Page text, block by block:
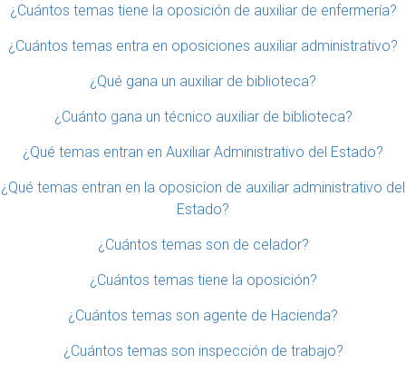
¿Cuántos temas tiene la oposición de auxiliar de enfermería?
¿Cuántos temas entra en oposiciones auxiliar administrativo?
¿Qué gana un auxiliar de biblioteca?
¿Cuánto gana un técnico auxiliar de biblioteca?
¿Qué temas entran en Auxiliar Administrativo del Estado?
¿Qué temas entran en la oposicion de auxiliar administrativo del
Estado?
¿Cuántos temas son de celador?
¿Cuántos temas tiene la oposición?
¿Cuántos temas son agente de Hacienda?
¿Cuántos temas son inspección de trabajo?